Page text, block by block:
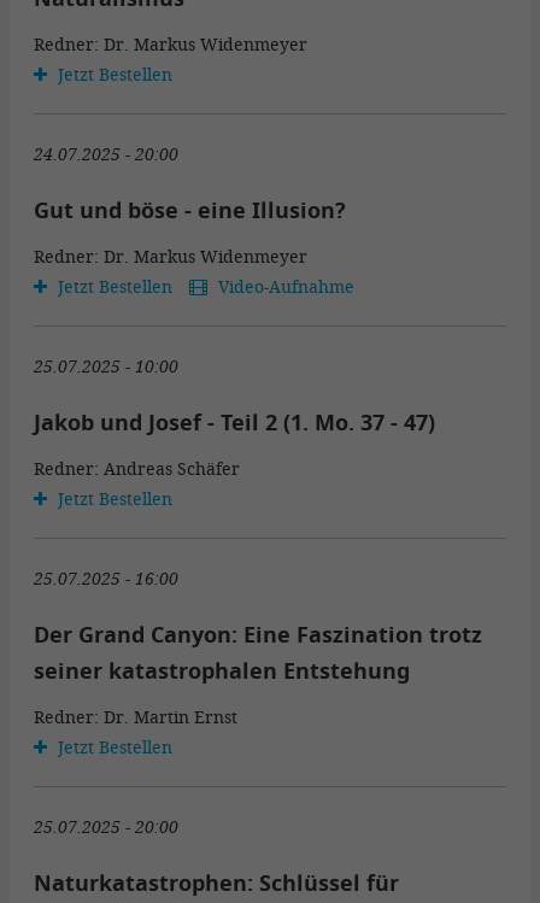
Redner: Dr. Markus Widenmeyer
Jetzt Bestellen
24.07.2025 - 20:00
Gut und böse - eine Illusion?
Redner: Dr. Markus Widenmeyer
Jetzt Bestellen
Video-Aufnahme
25.07.2025 - 10:00
Jakob und Josef - Teil 2 (1. Mo. 37 - 47)
Redner: Andreas Schäfer
Jetzt Bestellen
25.07.2025 - 16:00
Der Grand Canyon: Eine Faszination trotz
seiner katastrophalen Entstehung
Redner: Dr. Martin Ernst
Jetzt Bestellen
25.07.2025 - 20:00
Naturkatastrophen: Schlüssel für